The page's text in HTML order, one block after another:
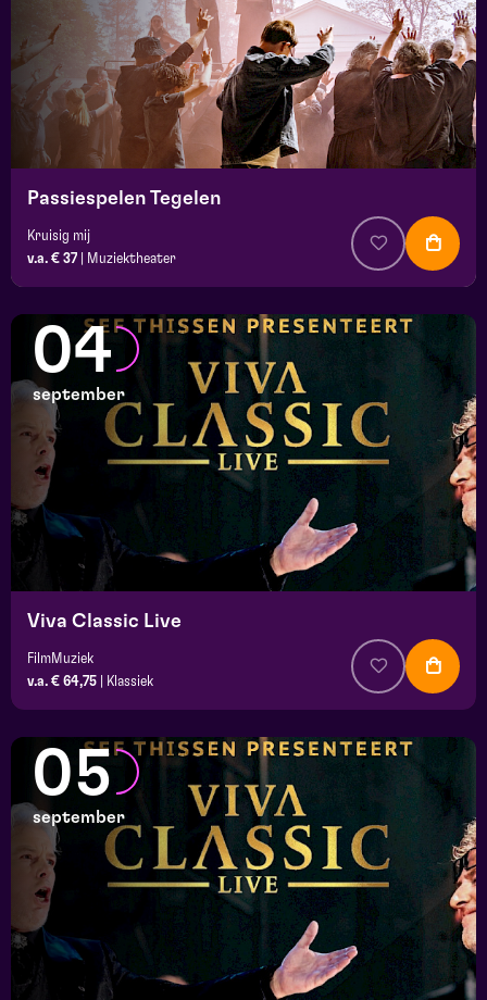
Passiespelen Tegelen
Kruisig mij
v.a. € 37
Muziektheater
04
september
Viva Classic Live
FilmMuziek
v.a. € 64,75
Klassiek
05
september